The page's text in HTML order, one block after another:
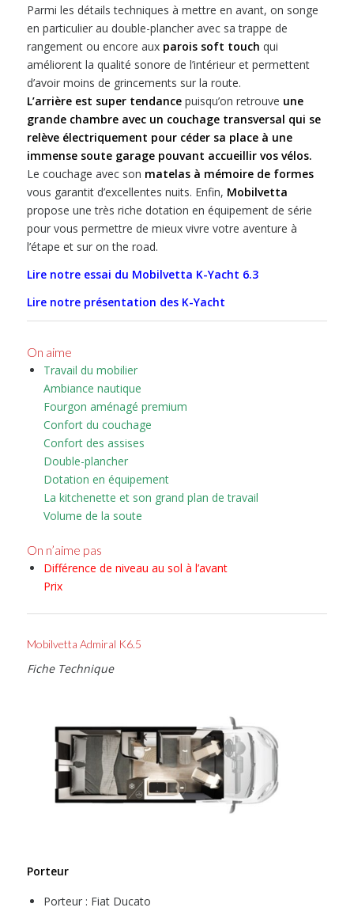
Parmi les détails techniques à mettre en avant, on songe
en particulier au double-plancher avec sa trappe de
rangement ou encore aux parois soft touch qui
améliorent la qualité sonore de l’intérieur et permettent
d’avoir moins de grincements sur la route.
L’arrière est super tendancepuisqu’on retrouve une
grande chambre avec un couchage transversal qui se
relève électriquement pour céder sa place à une
immense soute garage pouvant accueillir vos vélos.
Le couchage avec son matelas à mémoire de formes
vous garantit d’excellentes nuits. Enfin, Mobilvetta
propose une très riche dotation en équipement de série
pour vous permettre de mieux vivre votre aventure à
l’étape et sur on the road.
Lire notre essai du Mobilvetta K-Yacht 6.3
Lire notre présentation des K-Yacht
On aime
Travail du mobilier
Ambiance nautique
Fourgon aménagé premium
Confort du couchage
Confort des assises
Double-plancher
Dotation en équipement
La kitchenette et son grand plan de travail
Volume de la soute
On n’aime pas
Différence de niveau au sol à l’avant
Prix
Mobilvetta Admiral K6.5
Fiche Technique
Porteur
Porteur : Fiat Ducato